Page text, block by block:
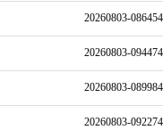
20260803-
20260803-
20260803-
20260803-